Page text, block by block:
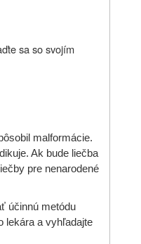
sa so svojím
malformácie.
Ak bude liečba
pre nenarodené
účinnú metódu
lekára a vyhľadajte